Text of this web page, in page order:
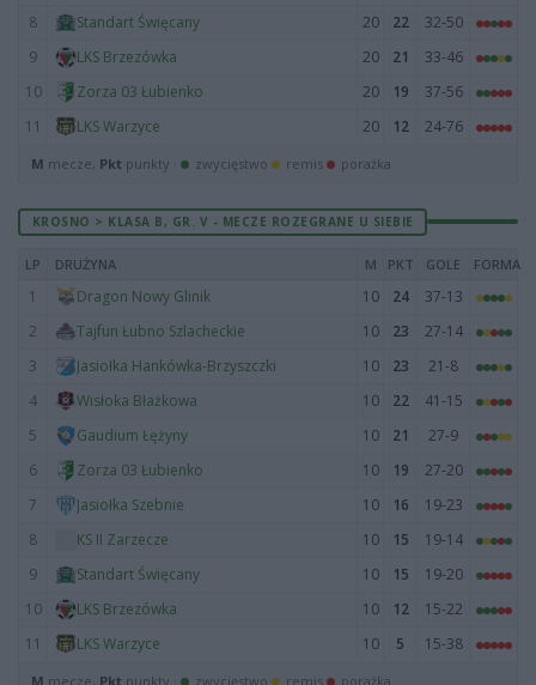
8
Standart Święcany 20 22
32-50
9
LKS Brzezówka 20 21
33-46
10
Zorza 03 Łubienko 20 19
37-56
11
LKS Warzyce 20 12 24-76
M mecze, Pkt punkty · zwycięstwo remis porażka
KROSNO > KLASA B, GR. V - MECZE ROZEGRANE U SIEBIE
LP DRUŻYNA M PKT GOLE FORMA
1 Dragon Nowy Glinik 10 24
37-13
2
Tajfun Łubno Szlacheckie 10 23
27-14
3
Jasiołka Hankówka-Brzyszczki 10 23
21-8
4
Wisłoka Błażkowa 10 22
41-15
5
Gaudium Łężyny 10 21
27-9
6
Zorza 03 Łubienko 10 19
27-20
7
Jasiołka Szebnie 10 16
19-23
8
KS II Zarzecze 10 15
19-14
9
Standart Święcany 10 15
19-20
10
LKS Brzezówka 10 12
15-22
11
LKS Warzyce 10 5 15-38
M mecze, Pkt punkty · zwycięstwo remis porażka